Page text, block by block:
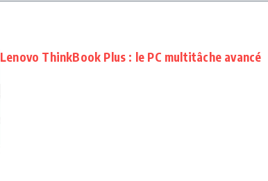
Lenovo ThinkBook Plus : le PC multitâche avancé